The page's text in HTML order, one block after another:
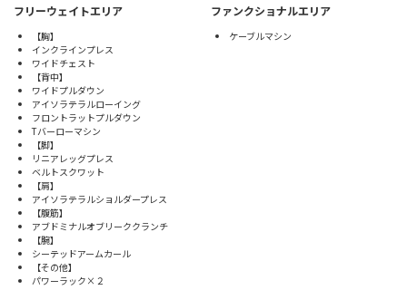
フリーウェイトエリア
【胸】
インクラインプレス
ワイドチェスト
【背中】
ワイドプルダウン
アイソラテラルローイング
フロントラットプルダウン
Tバーローマシン
【脚】
リニアレッグプレス
ベルトスクワット
【肩】
アイソラテラルショルダープレス
【腹筋】
アブドミナルオブリーククランチ
【腕】
シーテッドアームカール
【その他】
パワーラック×２
ファンクショナルエリア
ケーブルマシン